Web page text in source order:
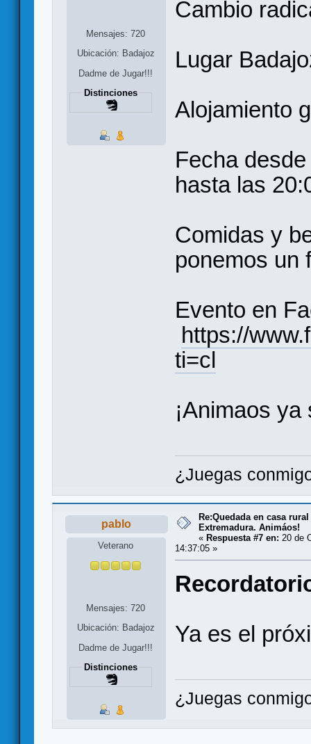
Mensajes: 720
Ubicación: Badajoz
Dadme de Jugar!!!
Distinciones
Cambio
Lugar
Alojamiento
Fecha
hasta las
Comidas y
ponemos un
Evento en
https://
ti=cl
¡Animaos
¿Juegas
pablo
Veterano
Mensajes: 720
Ubicación: Badajoz
Dadme de Jugar!!!
Distinciones
Re:Quedada en casa
Extremadura. Animáos!
« Respuesta #7 en: 20 de
14:37:05 »
Ya es el
¿Juegas